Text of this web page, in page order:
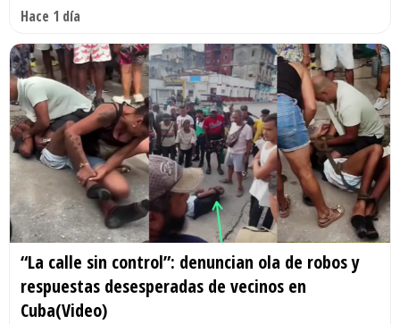
Hace 1 día
“La calle sin control”: denuncian ola de robos y
respuestas desesperadas de vecinos en
Cuba(Video)